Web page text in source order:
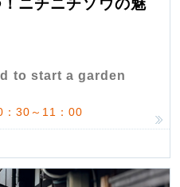
ニチニチソウの魅
to start a garden
：30～11：00